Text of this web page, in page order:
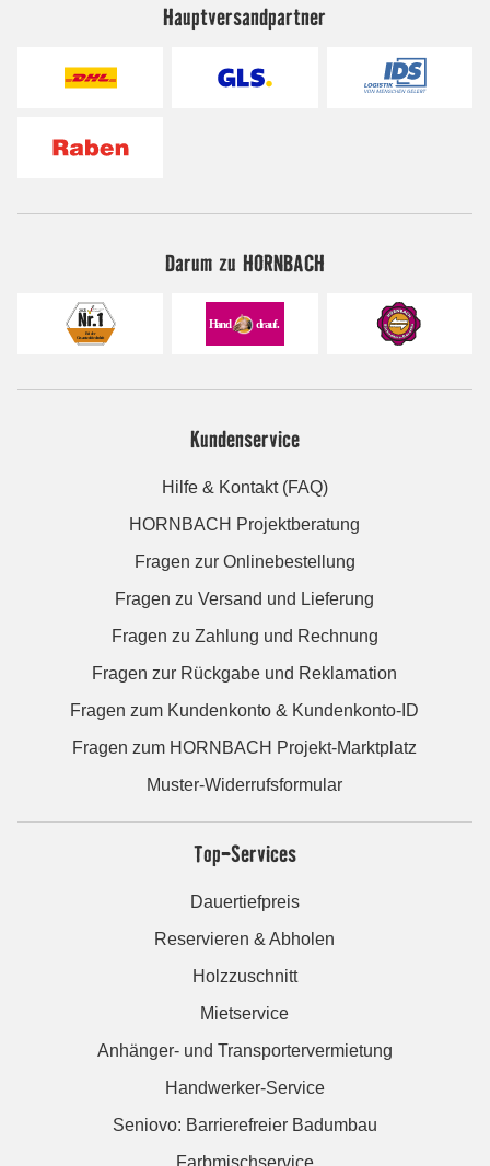
Hauptversandpartner
Darum zu HORNBACH
Kundenservice
Hilfe & Kontakt (FAQ)
HORNBACH Projektberatung
Fragen zur Onlinebestellung
Fragen zu Versand und Lieferung
Fragen zu Zahlung und Rechnung
Fragen zur Rückgabe und Reklamation
Fragen zum Kundenkonto & Kundenkonto-ID
Fragen zum HORNBACH Projekt-Marktplatz
Muster-Widerrufsformular
Top-Services
Dauertiefpreis
Reservieren & Abholen
Holzzuschnitt
Mietservice
Anhänger- und Transportervermietung
Handwerker-Service
Seniovo: Barrierefreier Badumbau
Farbmischservice